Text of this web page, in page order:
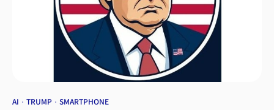
AI TRUMP SMARTPHONE